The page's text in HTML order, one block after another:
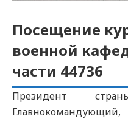
Посещение
военной
части 44736
Президент